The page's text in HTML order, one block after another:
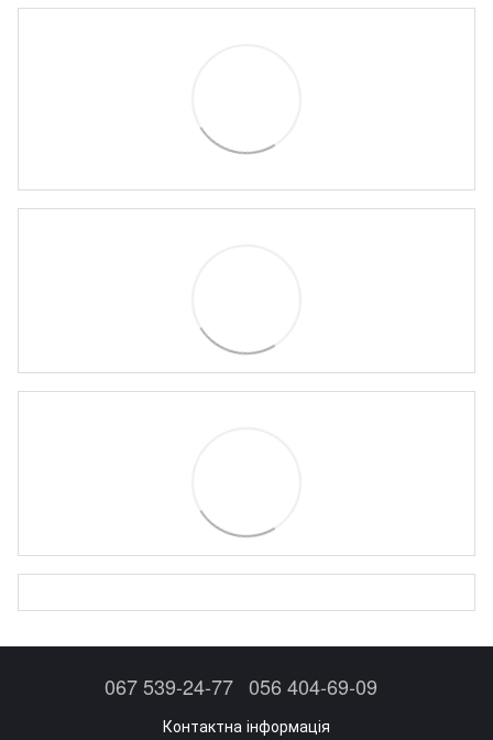
067 539-24-77 056 404-69-09
Контактна інформація